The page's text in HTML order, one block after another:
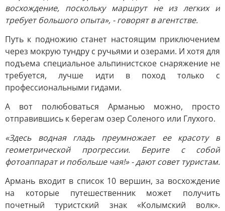
восхождение, поскольку маршрут не из легких и
требует большого опыта», - говорят в агентстве.
Путь к подножию станет настоящим приключением
через мокрую тундру с ручьями и озерами. И хотя для
подъема специальное альпинистское снаряжение не
требуется, лучше идти в поход только с
профессиональными гидами.
А вот полюбоваться Арманью можно, просто
отправившись к берегам озер Соленого или Глухого.
«Здесь водная гладь преумножает ее красоту в
геометрической прогрессии. Берите с собой
фотоаппарат и побольше чая!» - дают совет туристам.
Армань входит в список 10 вершин, за восхождение
на которые путешественник может получить
почетный туристский знак «Колымский волк».